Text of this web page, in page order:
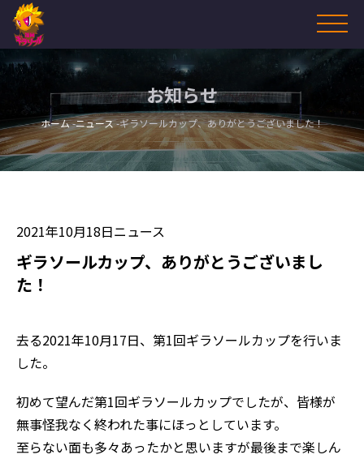
お知らせ
ホーム ニュース ギラソールカップ、ありがとうございました！
2021年10月18日ニュース
ギラソールカップ、ありがとうございまし
た！
去る2021年10月17日、第1回ギラソールカップを行いま
した。
初めて望んだ第1回ギラソールカップでしたが、皆様が
無事怪我なく終われた事にほっとしています。
至らない面も多々あったかと思いますが最後まで楽しん